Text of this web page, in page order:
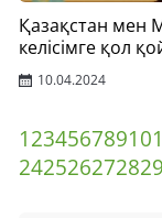
Қазақстан мен
келісімге қол
10.04.2024
12345678910
242526272829